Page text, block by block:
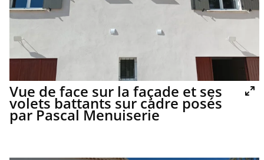
Vue de face sur la façade et ses
volets battants sur cadre posés
par Pascal Menuiserie